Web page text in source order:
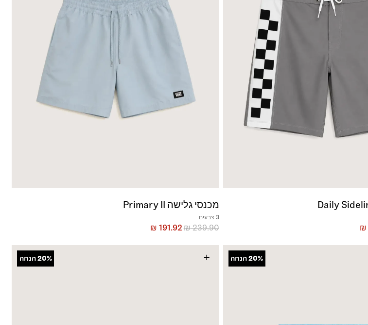
₪
מכנסי גלישה Primary II
3 צבעים
₪239.90
₪ 191.92
20%הנחה +
20%הנחה